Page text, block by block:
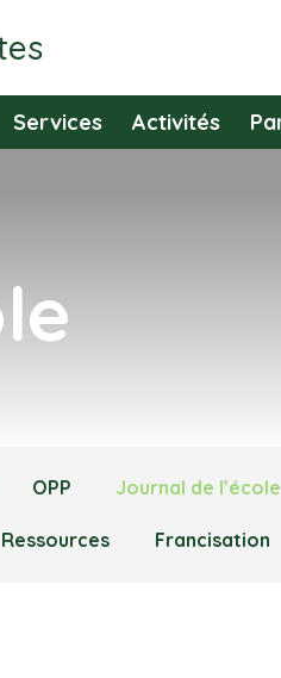
Services Activités
OPP Journal de l’école
Ressources Francisation